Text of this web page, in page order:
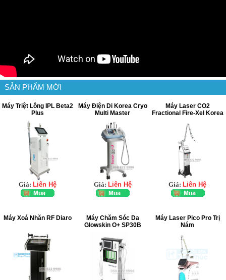
SẢN PHẨM MỚI
Máy Triệt Lông IPL Beta2
Plus
Giá: Liên Hệ
Máy Điện Di Korea Cryo
Multi Master
Giá: Liên Hệ
Máy Laser CO2
Fractional Fire-Xel Korea
Giá: Liên Hệ
Máy Xoá Nhăn RF Diaro
Máy Chăm Sóc Da
Glowskin O+ SP30B
Máy Laser Pico Pro Trị
Nám